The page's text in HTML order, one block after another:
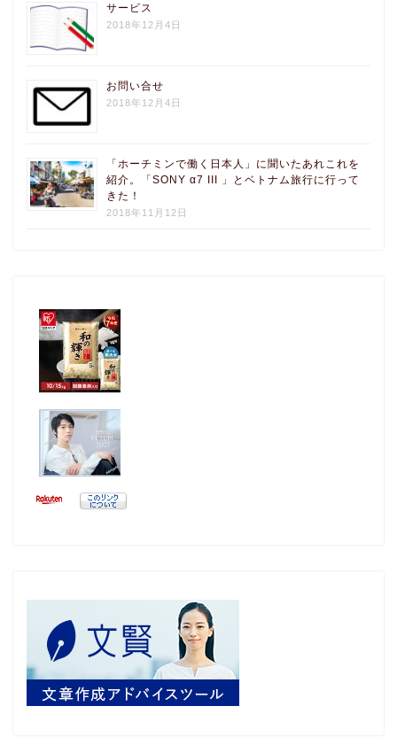
サービス
2018年12月4日
お問い合せ
2018年12月4日
「ホーチミンで働く日本人」に聞いたあれこれを
紹介。「SONY α7 III 」とベトナム旅行に行って
きた！
2018年11月12日